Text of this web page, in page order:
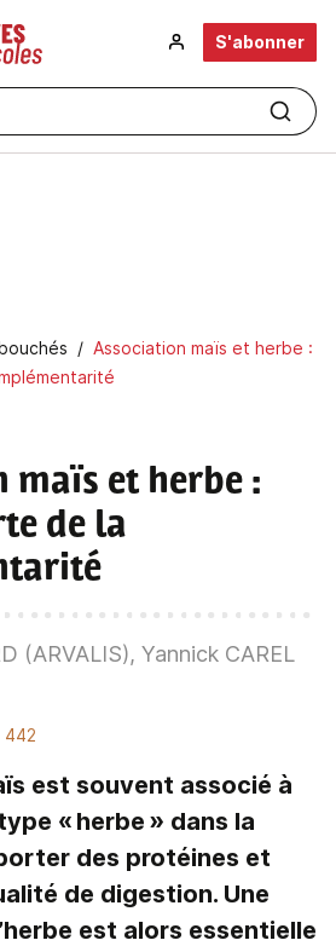
S'abonner
Association maïs et herbe :
maïs et herbe :
de la
(ARVALIS), Yannick CAREL
442
est souvent associé à
« herbe » dans la
des protéines et
de digestion. Une
est alors essentielle